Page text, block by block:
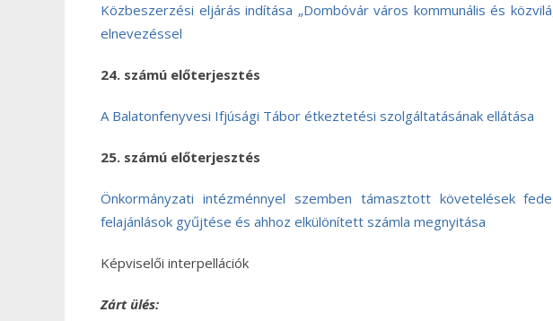
Közbeszerzési eljárás indítása „Dombóvár város kommunális és
elnevezéssel
24. számú előterjesztés
A Balatonfenyvesi Ifjúsági Tábor étkeztetési szolgáltatásának ellátása
25. számú előterjesztés
Önkormányzati intézménnyel szemben támasztott követelések
felajánlások gyűjtése és ahhoz elkülönített számla megnyitása
Képviselői interpellációk
Zárt ülés: